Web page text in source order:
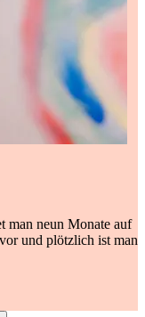
man neun Monate auf
und plötzlich ist man